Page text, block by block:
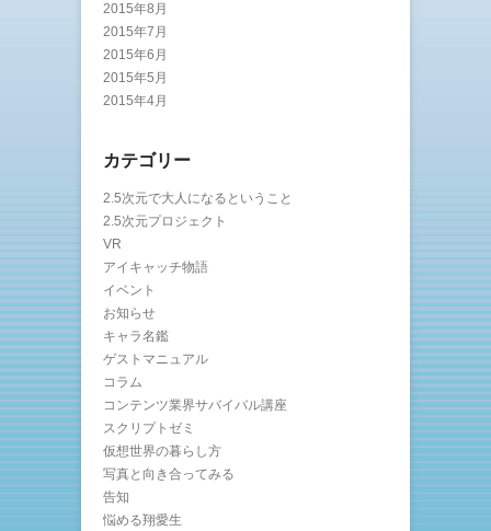
2015年8月
2015年7月
2015年6月
2015年5月
2015年4月
カテゴリー
2.5次元で大人になるということ
2.5次元プロジェクト
VR
アイキャッチ物語
イベント
お知らせ
キャラ名鑑
ゲストマニュアル
コラム
コンテンツ業界サバイバル講座
スクリプトゼミ
仮想世界の暮らし方
写真と向き合ってみる
告知
悩める翔愛生